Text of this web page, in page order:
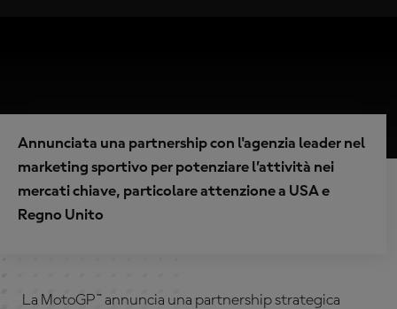
Annunciata una partnership con l'agenzia leader nel
marketing sportivo per potenziare l’attività nei
mercati chiave, particolare attenzione a USA e
Regno Unito
La MotoGP™ annuncia una partnership strategica